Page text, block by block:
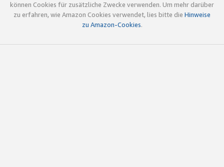
können Cookies für zusätzliche Zwecke verwenden. Um mehr darüber
zu erfahren, wie Amazon Cookies verwendet, lies bitte die Hinweise
zu Amazon-Cookies.